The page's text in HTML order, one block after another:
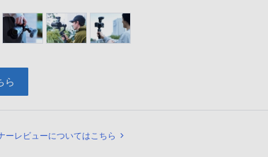
ら
ー
ーレビューについてはこちら